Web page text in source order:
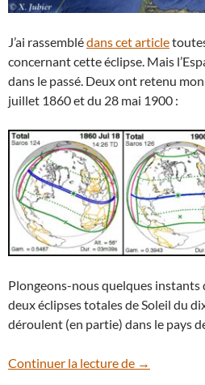
J’ai rassemblédans cet article
concernant cette éclipse. Mais
dans le passé. Deux ont retenu
juillet 1860 et du 28 mai 1900 :
Plongeons-nous quelques instants
deux éclipses totales de Soleil du
déroulent (en partie) dans le pays
Continuer la lecture de 1860,
→